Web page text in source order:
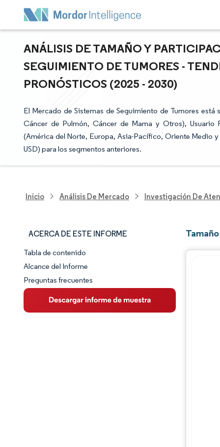
ANÁLISIS DE TAMAÑO Y
SEGUIMIENTO DE TUMORES -
PRONÓSTICOS (2025 - 2030)
El Mercado de Sistemas de Seguimiento de Tumores
Cáncer de Pulmón, Cáncer de Mama y Otros),
(América del Norte, Europa, Asia-Pacífico, Oriente Medio
USD) para los segmentos anteriores.
Inicio Análisis De Mercado Investigación De
ACERCA DE ESTE INFORME
Panorama del Mercado
Visión General del Mercado
Tendencias Principales del Mercado
Tabla de contenido
Alcance del Informe
Preguntas frecuentes